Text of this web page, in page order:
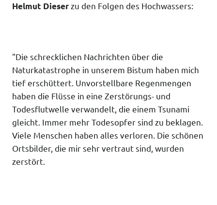
Helmut Dieserzu den Folgen des Hochwassers:
"Die schrecklichen Nachrichten über die
Naturkatastrophe in unserem Bistum haben mich
tief erschüttert. Unvorstellbare Regenmengen
haben die Flüsse in eine Zerstörungs- und
Todesflutwelle verwandelt, die einem Tsunami
gleicht. Immer mehr Todesopfer sind zu beklagen.
Viele Menschen haben alles verloren. Die schönen
Ortsbilder, die mir sehr vertraut sind, wurden
zerstört.